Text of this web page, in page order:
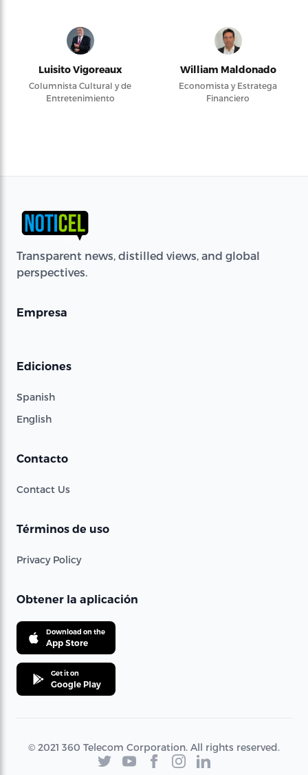
Luisito Vigoreaux
Columnista Cultural y de
Entretenimiento
William Maldonado
Economista y Estratega
Financiero
Transparent news, distilled views, and global
perspectives.
Empresa
Ediciones
Spanish
English
Contacto
Contact Us
Términos de uso
Privacy Policy
Obtener la aplicación
Download on the
App Store
Get it on
Google Play
© 2021 360 Telecom Corporation. All rights reserved.